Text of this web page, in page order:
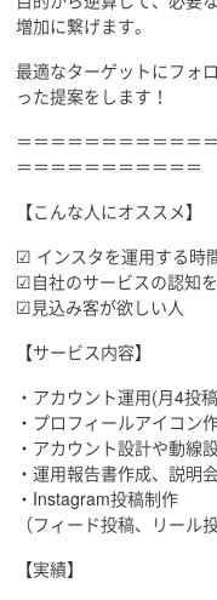
増加に繋げます。
最適なターゲットにフォ
った提案をします！
＝＝＝＝＝＝＝＝＝＝＝
＝＝＝＝＝＝＝＝＝＝＝
【こんな人にオススメ】
☑︎ インスタを運用する時
☑︎自社のサービスの認知
☑︎見込み客が欲しい人
【サービス内容】
・アカウント運用(月4投
・プロフィールアイコン
・アカウント設計や動線
・運用報告書作成、説明
・Instagram投稿制作
（フィード投稿、リール投
【実績】